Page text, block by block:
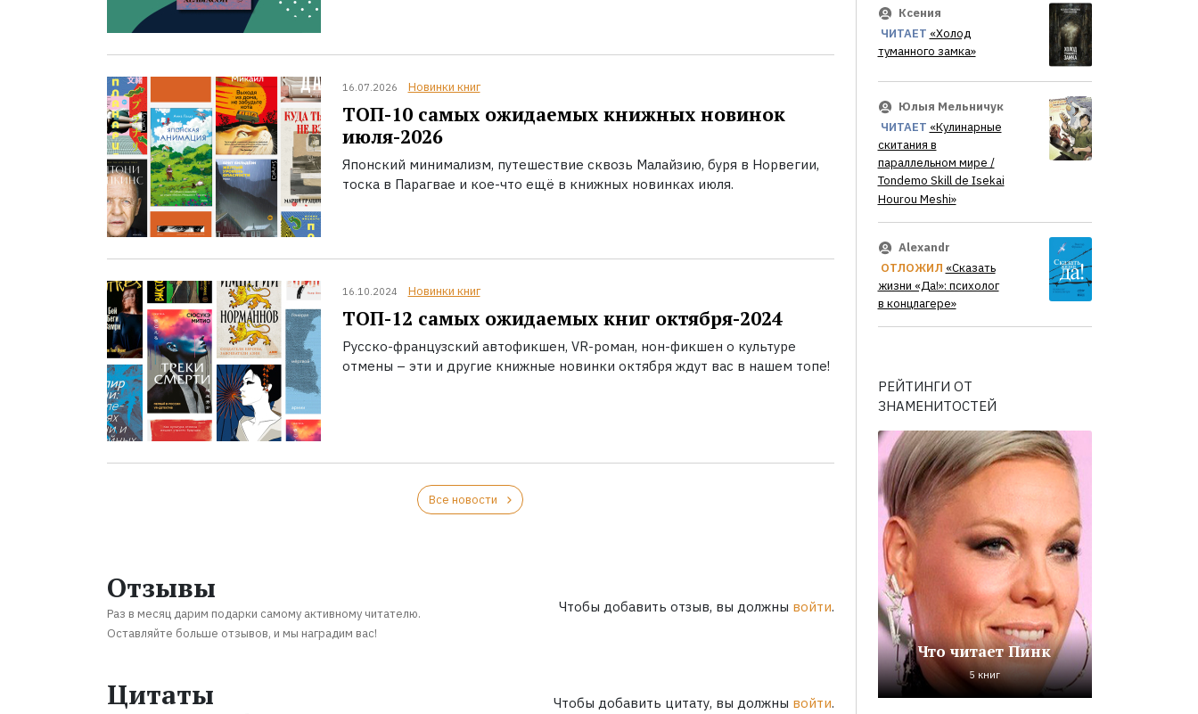
16.07.2026 Новинки книг
ТОП-10 самых ожидаемых книжных новинок
июля-2026
Японский минимализм, путешествие сквозь Малайзию, буря в Норвегии,
тоска в Парагвае и кое-что ещё в книжных новинках июля.
16.10.2024 Новинки книг
ТОП-12 самых ожидаемых книг октября-2024
Русско-французский автофикшен, VR-роман, нон-фикшен о культуре
отмены – эти и другие книжные новинки октября ждут вас в нашем топе!
Все новости
Отзывы
Раз в месяц дарим подарки самому активному читателю.
Оставляйте больше отзывов, и мы наградим вас!
Чтобы добавить отзыв, вы должны войти.
Цитаты Чтобы добавить цитату, вы должны войти.
Ксения
ЧИТАЕТ «Холод
туманного замка»
Юлыя Мельничук
ЧИТАЕТ «Кулинарные
скитания в
параллельном мире /
Tondemo Skill de Isekai
Hourou Meshi»
Alexandr
ОТЛОЖИЛ «Сказать
жизни «Да!»: психолог
в концлагере»
РЕЙТИНГИ ОТ
ЗНАМЕНИТОСТЕЙ
Что читает Пинк
5 книг